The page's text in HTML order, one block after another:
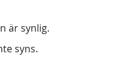
är synlig.
syns.